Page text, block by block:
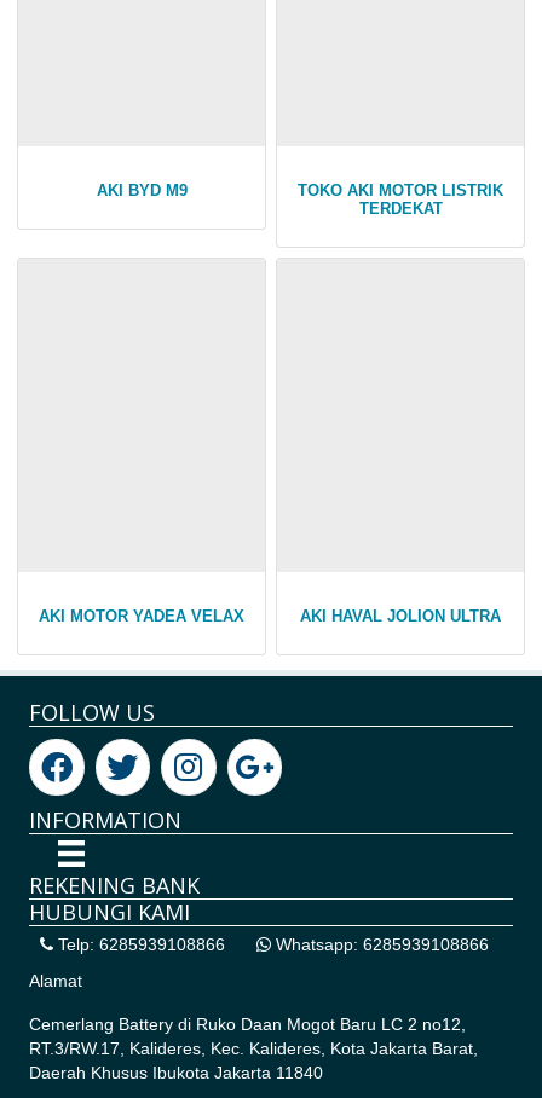
AKI BYD M9
TOKO AKI MOTOR LISTRIK
TERDEKAT
AKI MOTOR YADEA VELAX AKI HAVAL JOLION ULTRA
FOLLOW US
INFORMATION
REKENING BANK
HUBUNGI KAMI
Telp: 6285939108866
Whatsapp: 6285939108866
Alamat
Cemerlang Battery di Ruko Daan Mogot Baru LC 2 no12,
RT.3/RW.17, Kalideres, Kec. Kalideres, Kota Jakarta Barat,
Daerah Khusus Ibukota Jakarta 11840